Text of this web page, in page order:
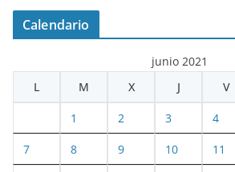
Calendario
junio 2021
L
M X J V
1 2 3 4
7 8 9 10 11